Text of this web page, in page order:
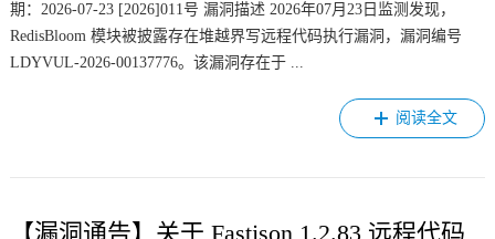
期：2026-07-23 [2026]011号 漏洞描述 2026年07月23日监测发现，
RedisBloom 模块被披露存在堆越界写远程代码执行漏洞，漏洞编号
LDYVUL-2026-00137776。该漏洞存在于 ...
阅读全文
【漏洞通告】关于 Fastjson 1.2.83 远程代码